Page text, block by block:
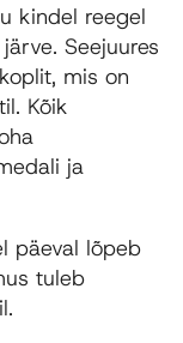
kindel reegel
Seejuures
mis on
Kõik
ja
päeval lõpeb
tuleb